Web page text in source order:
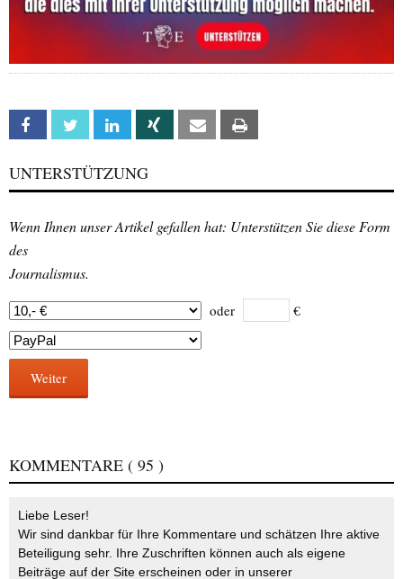
Facebook Twitter Linkedin Xing Email
UNTERSTÜTZUNG
Wenn Ihnen unser Artikel gefallen hat: Unterstützen Sie diese Form
des
Journalismus.
oder €
Weiter
KOMMENTARE ( 95 )
Liebe Leser!
Wir sind dankbar für Ihre Kommentare und schätzen Ihre aktive
Beteiligung sehr. Ihre Zuschriften können auch als eigene
Beiträge auf der Site erscheinen oder in unserer